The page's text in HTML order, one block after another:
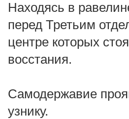
Находясь в
перед Третьим
центре которых
восстания.
Самодержавие
узнику.